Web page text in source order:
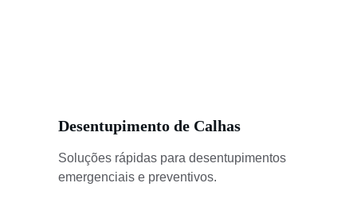
Desentupimento de Calhas
Soluções rápidas para desentupimentos
emergenciais e preventivos.